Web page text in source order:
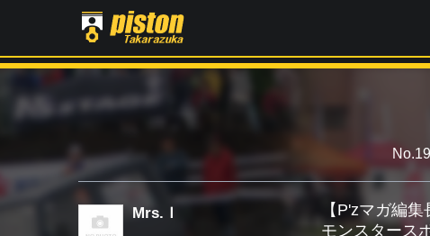
Mrs.Ｉ
【P'zマガ編
モンスタース